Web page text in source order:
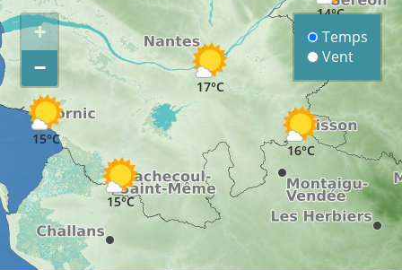
14°C
16°C
15°C
17°C
15°C
+
−
Temps
Vent